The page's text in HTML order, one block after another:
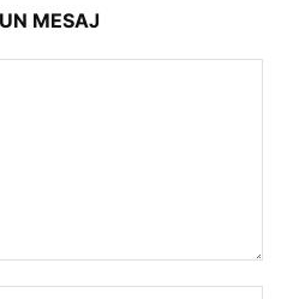
MESAJ